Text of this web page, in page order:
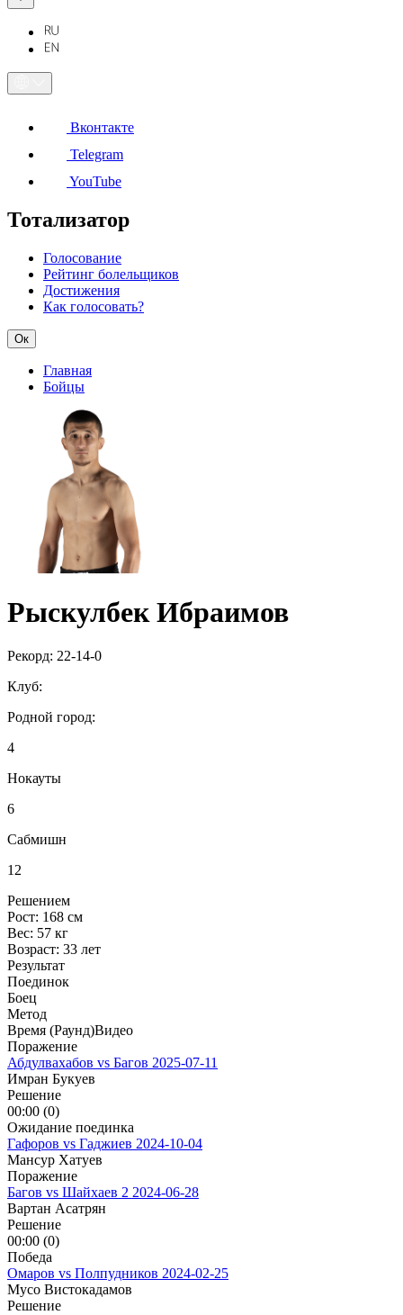
Вконтакте
Telegram
YouTube
Тотализатор
Голосование
Рейтинг болельщиков
Достижения
Как голосовать?
Ок
Главная
Бойцы
Рыскулбек Ибраимов
Рекорд: 22-14-0
Клуб:
Родной город:
4
Нокауты
6
Сабмишн
12
Решением
Рост: 168 см
Вес: 57 кг
Возраст: 33 лет
Результат
Поединок
Боец
Метод
Время (Раунд)Видео
Поражение
Абдулвахабов vs Багов 2025-07-11
Имран Букуев
Решение
00:00 (0)
Ожидание поединка
Гафоров vs Гаджиев 2024-10-04
Мансур Хатуев
Поражение
Багов vs Шайхаев 2 2024-06-28
Вартан Асатрян
Решение
00:00 (0)
Победа
Омаров vs Полпудников 2024-02-25
Мусо Вистокадамов
Решение